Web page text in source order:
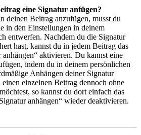
eine Signatur anfügen?
deinen Beitrag anzufügen, musst du
in den Einstellungen in deinem
entwerfen. Nachdem du die Signatur
hast, kannst du in jedem Beitrag das
anhängen“ aktivieren. Du kannst eine
indem du in deinem persönlichen
Anhängen deiner Signatur
einzelnen Beitrag dennoch ohne
so kannst du dort einfach das
anhängen“ wieder deaktivieren.